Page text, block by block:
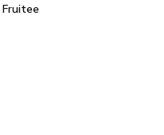
Fruitee